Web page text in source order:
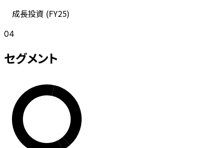
成長投資 (FY25)
04
セグメント